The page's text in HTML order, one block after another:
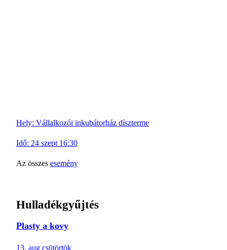
Hely: Vállalkozói inkubátorház díszterme
Idő: 24 szept 16:30
Az összes esemény
Hulladékgyűjtés
Plasty a kovy
13. aug csütörtök